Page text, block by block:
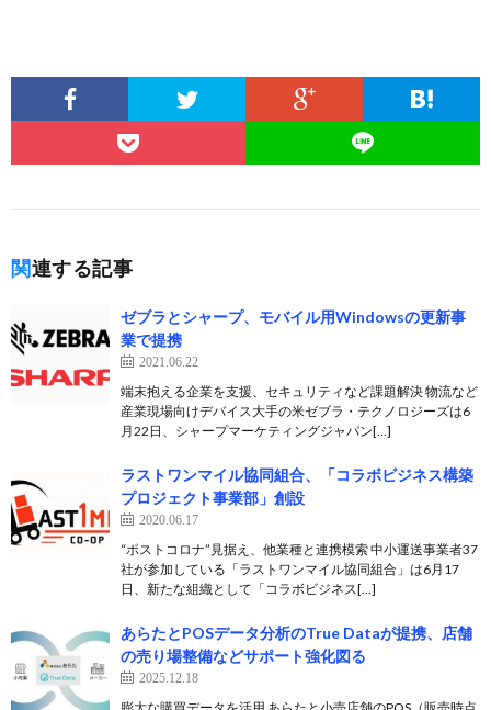
関連する記事
ゼブラとシャープ、モバイル用Windowsの更新事
業で提携
2021.06.22
端末抱える企業を支援、セキュリティなど課題解決 物流など
産業現場向けデバイス大手の米ゼブラ・テクノロジーズは6
月22日、シャープマーケティングジャパン[…]
ラストワンマイル協同組合、「コラボビジネス構築
プロジェクト事業部」創設
2020.06.17
“ポストコロナ”見据え、他業種と連携模索 中小運送事業者37
社が参加している「ラストワンマイル協同組合」は6月17
日、新たな組織として「コラボビジネス[…]
あらたとPOSデータ分析のTrue Dataが提携、店舗
の売り場整備などサポート強化図る
2025.12.18